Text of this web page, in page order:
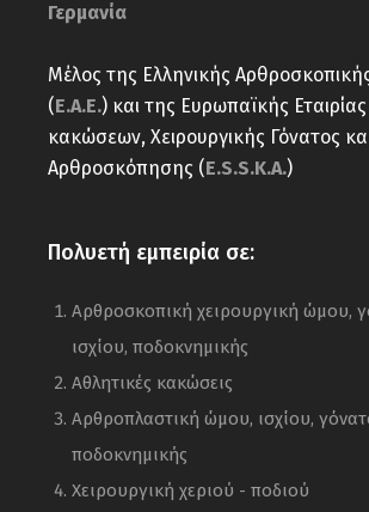
Γερμανία
Μέλος της Ελληνικής
(Ε.Α.Ε.) και της Ευρωπαϊκής
κακώσεων, Χειρουργικής Γόνατος
Αρθροσκόπησης (E.S.S.K.A.)
Πολυετή εμπειρία σε:
Αρθροσκοπική χειρουργική ώμου,
ισχίου, ποδοκνημικής
Αθλητικές κακώσεις
Αρθροπλαστική ώμου, ισχίου,
ποδοκνημικής
Χειρουργική χεριού - ποδιού